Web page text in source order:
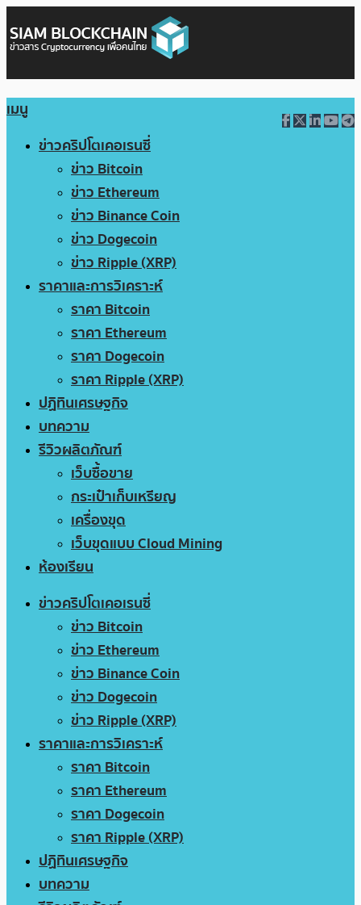
เมนู
ข่าวคริปโตเคอเรนซี่
ข่าว Bitcoin
ข่าว Ethereum
ข่าว Binance Coin
ข่าว Dogecoin
ข่าว Ripple (XRP)
ราคาและการวิเคราะห์
ราคา Bitcoin
ราคา Ethereum
ราคา Dogecoin
ราคา Ripple (XRP)
ปฏิทินเศรษฐกิจ
บทความ
รีวิวผลิตภัณฑ์
เว็บซื้อขาย
กระเป๋าเก็บเหรียญ
เครื่องขุด
เว็บขุดแบบ Cloud Mining
ห้องเรียน
ข่าวคริปโตเคอเรนซี่
ข่าว Bitcoin
ข่าว Ethereum
ข่าว Binance Coin
ข่าว Dogecoin
ข่าว Ripple (XRP)
ราคาและการวิเคราะห์
ราคา Bitcoin
ราคา Ethereum
ราคา Dogecoin
ราคา Ripple (XRP)
ปฏิทินเศรษฐกิจ
บทความ